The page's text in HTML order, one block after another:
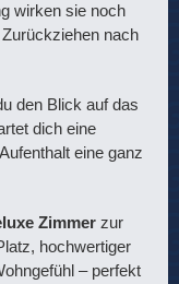
wirken sie noch
nach
den Blick auf das
dich eine
eine ganz
Zimmer zur
hochwertiger
– perfekt